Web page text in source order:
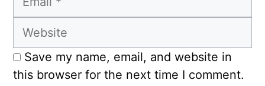
Website
Save my name, email, and website in
this browser for the next time I comment.